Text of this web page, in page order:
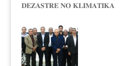
𝐃𝐄𝐙𝐀𝐒𝐓𝐑𝐄 𝐍𝐎 𝐊𝐋𝐈𝐌𝐀𝐓𝐈𝐊𝐀